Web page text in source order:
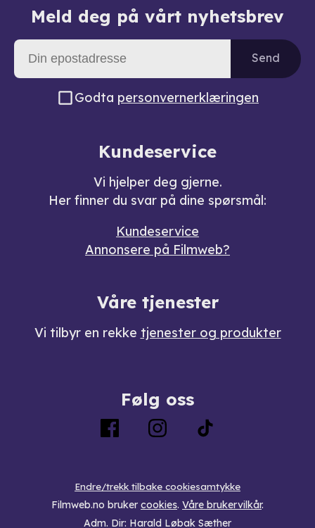
Meld deg på vårt nyhetsbrev
Send
Godta personvernerklæringen
Kundeservice
Vi hjelper deg gjerne.
Her finner du svar på dine spørsmål:
Kundeservice
Annonsere på Filmweb?
Våre tjenester
Vi tilbyr en rekke tjenester og produkter
Følg oss
Endre/trekk tilbake cookiesamtykke
Filmweb.no bruker cookies. Våre brukervilkår.
Adm. Dir: Harald Løbak Sæther